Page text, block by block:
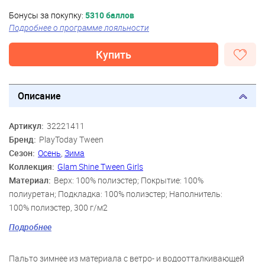
Бонусы за покупку: 5310 баллов
Подробнее о программе лояльности
Купить
Описание
Артикул: 32221411
Бренд: PlayToday Tween
Сезон: Осень, Зима
Коллекция: Glam Shine Tween Girls
Материал: Верх: 100% полиэстер; Покрытие: 100%
полиуретан; Подкладка: 100% полиэстер; Наполнитель:
100% полиэстер, 300 г/м2
голубой
Скидка: 54%
Подробнее
Пальто зимнее из материала c ветро- и водоотталкивающей